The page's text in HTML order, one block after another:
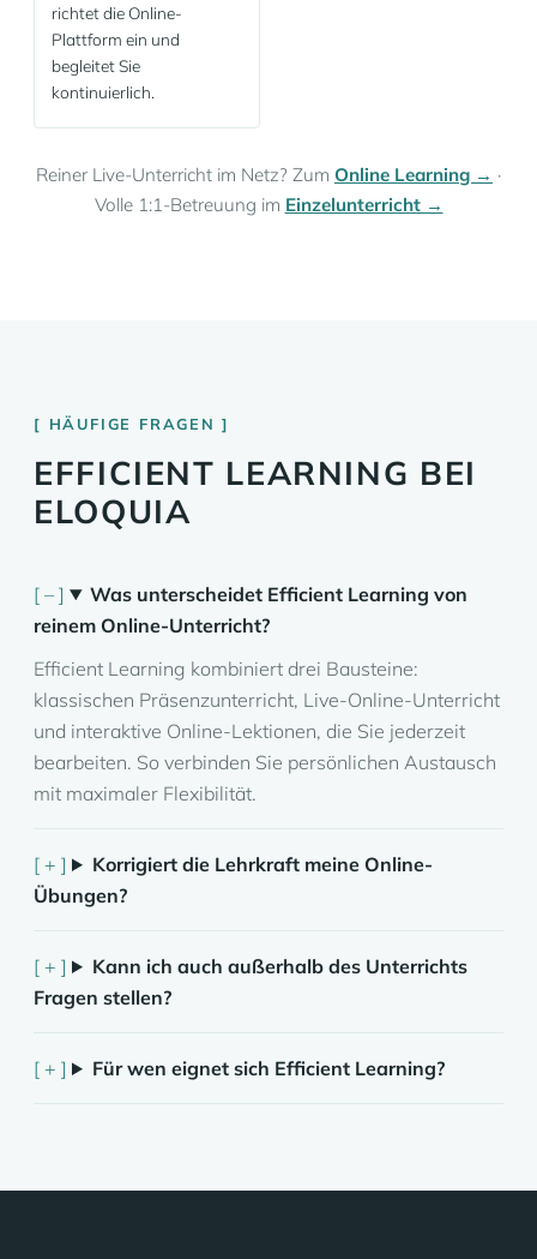
richtet die Online-
Plattform ein und
begleitet Sie
kontinuierlich.
Reiner Live-Unterricht im Netz? Zum Online Learning → ·
Volle 1:1-Betreuung im Einzelunterricht →
HÄUFIGE FRAGEN
EFFICIENT LEARNING BEI
ELOQUIA
Was unterscheidet Efficient Learning von
reinem Online-Unterricht?
Efficient Learning kombiniert drei Bausteine:
klassischen Präsenzunterricht, Live-Online-Unterricht
und interaktive Online-Lektionen, die Sie jederzeit
bearbeiten. So verbinden Sie persönlichen Austausch
mit maximaler Flexibilität.
Korrigiert die Lehrkraft meine Online-
Übungen?
Kann ich auch außerhalb des Unterrichts
Fragen stellen?
Für wen eignet sich Efficient Learning?